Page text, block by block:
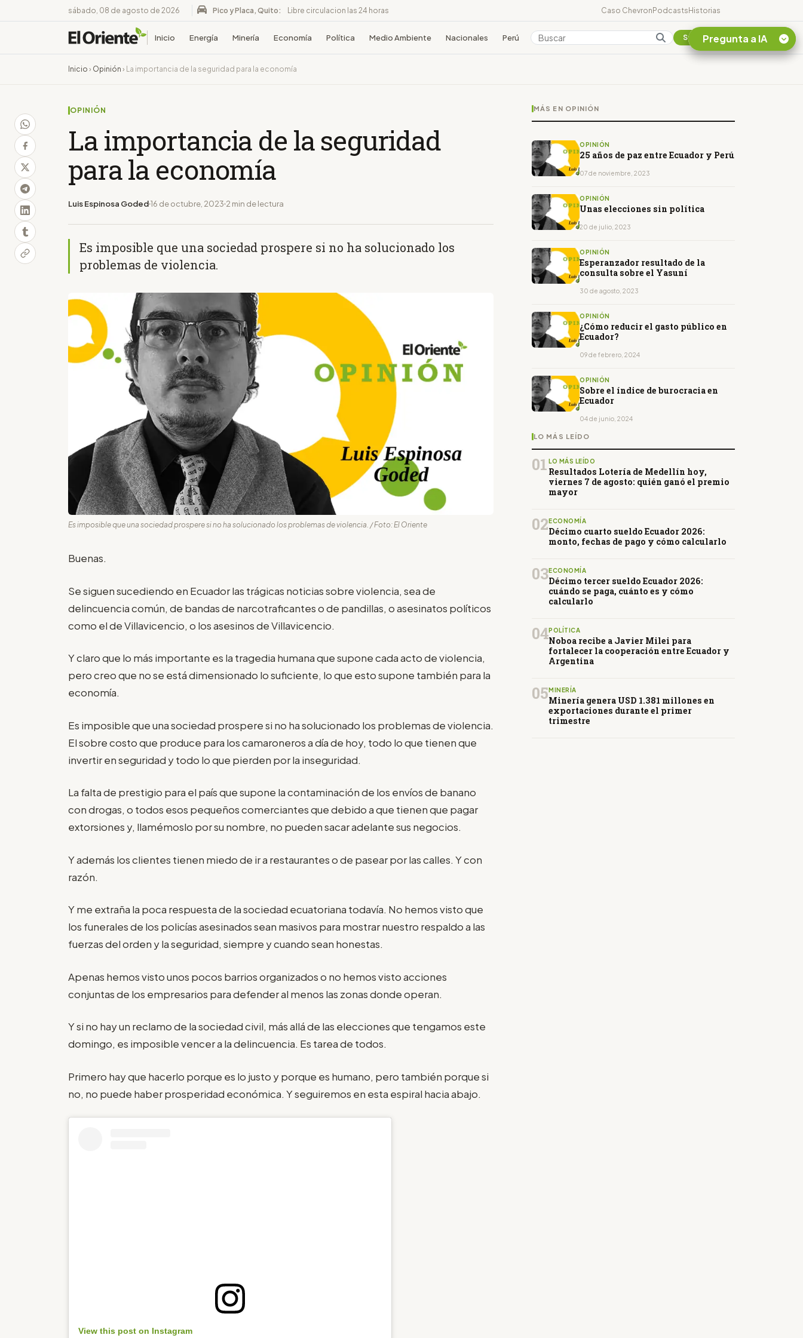
sábado, 08 de agosto de 2026 Pico y Placa, Quito: Libre circulacion las 24 horas Caso ChevronPodcastsHistorias
Inicio Energía Minería Economía Política Medio Ambiente Nacionales Perú Colombia Suscribirse
Inicio › Opinión › La importancia de la seguridad para la economía
OPINIÓN
La importancia de la seguridad
para la economía
Luis Espinosa Goded16 de octubre, 2023 2 min de lectura
Es imposible que una sociedad prospere si no ha solucionado los
problemas de violencia.
Es imposible que una sociedad prospere si no ha solucionado los problemas de violencia. / Foto: El Oriente
Buenas.
Se siguen sucediendo en Ecuador las trágicas noticias sobre violencia, sea de
delincuencia común, de bandas de narcotraficantes o de pandillas, o asesinatos políticos
como el de Villavicencio, o los asesinos de Villavicencio.
Y claro que lo más importante es la tragedia humana que supone cada acto de violencia,
pero creo que no se está dimensionado lo suficiente, lo que esto supone también para la
economía.
Es imposible que una sociedad prospere si no ha solucionado los problemas de violencia.
El sobre costo que produce para los camaroneros a día de hoy, todo lo que tienen que
invertir en seguridad y todo lo que pierden por la inseguridad.
La falta de prestigio para el país que supone la contaminación de los envíos de banano
con drogas, o todos esos pequeños comerciantes que debido a que tienen que pagar
extorsiones y, llamémoslo por su nombre, no pueden sacar adelante sus negocios.
Y además los clientes tienen miedo de ir a restaurantes o de pasear por las calles. Y con
razón.
Y me extraña la poca respuesta de la sociedad ecuatoriana todavía. No hemos visto que
los funerales de los policías asesinados sean masivos para mostrar nuestro respaldo a las
fuerzas del orden y la seguridad, siempre y cuando sean honestas.
Apenas hemos visto unos pocos barrios organizados o no hemos visto acciones
conjuntas de los empresarios para defender al menos las zonas donde operan.
Y si no hay un reclamo de la sociedad civil, más allá de las elecciones que tengamos este
domingo, es imposible vencer a la delincuencia. Es tarea de todos.
Primero hay que hacerlo porque es lo justo y porque es humano, pero también porque si
no, no puede haber prosperidad económica. Y seguiremos en esta espiral hacia abajo.
View this post on Instagram
MÁS EN OPINIÓN
OPINIÓN
25 años de paz entre Ecuador y Perú
07 de noviembre, 2023
OPINIÓN
Unas elecciones sin política
20 de julio, 2023
OPINIÓN
Esperanzador resultado de la
consulta sobre el Yasuní
30 de agosto, 2023
OPINIÓN
¿Cómo reducir el gasto público en
Ecuador?
09 de febrero, 2024
OPINIÓN
Sobre el índice de burocracia en
Ecuador
04 de junio, 2024
LO MÁS LEÍDO
01 LO MÁS LEÍDO
Resultados Lotería de Medellín hoy,
viernes 7 de agosto: quién ganó el premio
mayor
02 ECONOMÍA
Décimo cuarto sueldo Ecuador 2026:
monto, fechas de pago y cómo calcularlo
03ECONOMÍA
Décimo tercer sueldo Ecuador 2026:
cuándo se paga, cuánto es y cómo
calcularlo
04POLÍTICA
Noboa recibe a Javier Milei para
fortalecer la cooperación entre Ecuador y
Argentina
05 MINERÍA
Minería genera USD 1.381 millones en
exportaciones durante el primer
trimestre
Pregunta a IA